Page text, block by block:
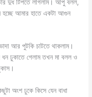
দুধ টিপতে লাগলাম। আপু বলল,
আমার হাতে একটা আগুন
আর পুটকি চাটতে থাকলাম।
ঢুকাতে গেলাম তখন মা বলল ও
অংশ ঢুকে কিসে যেন বাধা